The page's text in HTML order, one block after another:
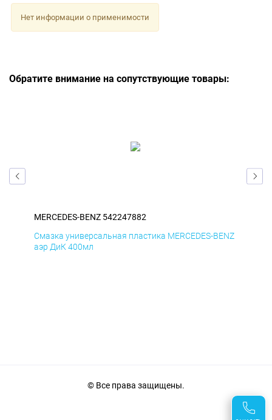
Нет информации о применимости
Обратите внимание на сопутствующие товары:
MERCEDES-BENZ 542247882
Смазка универсальная пластика MERCEDES-BENZ
аэр ДиК 400мл
© Все права защищены.